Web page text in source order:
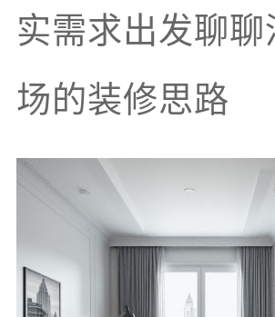
实需求出发聊聊
场的装修思路